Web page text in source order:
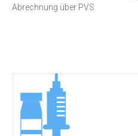
Abrechnung über PVS